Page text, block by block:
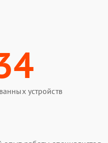
устройств